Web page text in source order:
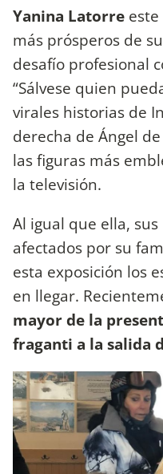
Yanina Latorre
más prósperos de
desafío profesional
“Sálvese quien
virales historias de
derecha de Ángel
las figuras más
la televisión.
Al igual que ella,
afectados por su
esta exposición los
en llegar.
mayor de la
fraganti a la salida